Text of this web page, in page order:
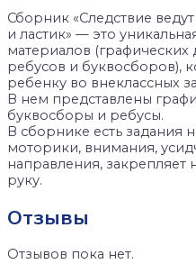
Сборник «Следствие
и ластик» — это
материалов (графических
ребусов и буквосборов),
ребенку во внеклассных
В нем представлены
буквосборы и ребусы.
В сборнике есть задания
моторики, внимания,
направления, закрепляет
руку.
Отзывы
Отзывов пока нет.